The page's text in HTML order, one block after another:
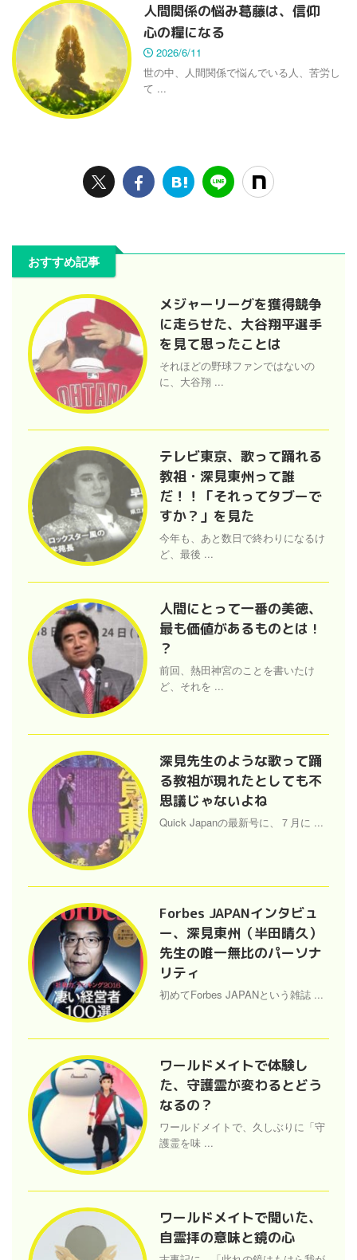
人間関係の悩み葛藤は、信仰
心の糧になる
2026/6/11
世の中、人間関係で悩んでいる人、苦労し
て ...
おすすめ記事
メジャーリーグを獲得競争
に走らせた、大谷翔平選手
を見て思ったことは
それほどの野球ファンではないの
に、大谷翔 ...
テレビ東京、歌って踊れる
教祖・深見東州って誰
だ！！「それってタブーで
すか？」を見た
今年も、あと数日で終わりになるけ
ど、最後 ...
人間にとって一番の美徳、
最も価値があるものとは !
？
前回、熱田神宮のことを書いたけ
ど、それを ...
深見先生のような歌って踊
る教祖が現れたとしても不
思議じゃないよね
Quick Japanの最新号に、７月に ...
Forbes JAPANインタビュ
ー、深見東州（半田晴久）
先生の唯一無比のパーソナ
リティ
初めてForbes JAPANという雑誌 ...
ワールドメイトで体験し
た、守護霊が変わるとどう
なるの？
ワールドメイトで、久しぶりに「守
護霊を味 ...
ワールドメイトで聞いた、
自霊拝の意味と鏡の心